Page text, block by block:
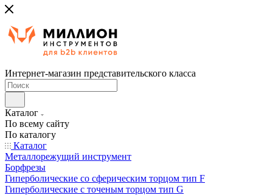
Интернет-магазин представительского класса
Каталог
По всему сайту
По каталогу
Каталог
Металлорежущий инструмент
Борфрезы
Гиперболические cо сферическим торцом тип F
Гиперболические с точеным торцом тип G